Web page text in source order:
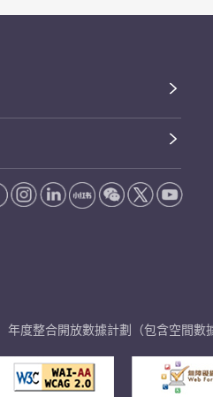
年度整合開放數據計劃（包含空間數